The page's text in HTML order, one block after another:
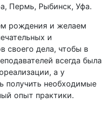
Пермь, Рыбинск, Уфа.
рождения и желаем
и
своего дела, чтобы в
всегда была
а у
получить необходимые
опыт практики.